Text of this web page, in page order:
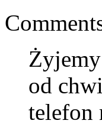
od
telefon